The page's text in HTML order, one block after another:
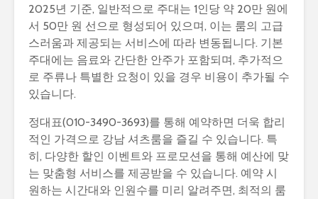
2025년 기준, 일반적으로 주대는 1인당 약 20만 원에
서 50만 원 선으로 형성되어 있으며, 이는 룸의 고급
스러움과 제공되는 서비스에 따라 변동됩니다. 기본
주대에는 음료와 간단한 안주가 포함되며, 추가적으
로 주류나 특별한 요청이 있을 경우 비용이 추가될 수
있습니다.
정대표(010-3490-3693)를 통해 예약하면 더욱 합리
적인 가격으로 강남 셔츠룸을 즐길 수 있습니다. 특
히, 다양한 할인 이벤트와 프로모션을 통해 예산에 맞
는 맞춤형 서비스를 제공받을 수 있습니다. 예약 시
원하는 시간대와 인원수를 미리 알려주면, 최적의 룸